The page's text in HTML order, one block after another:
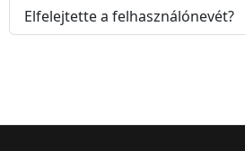
Elfelejtette a felhasználónevét?